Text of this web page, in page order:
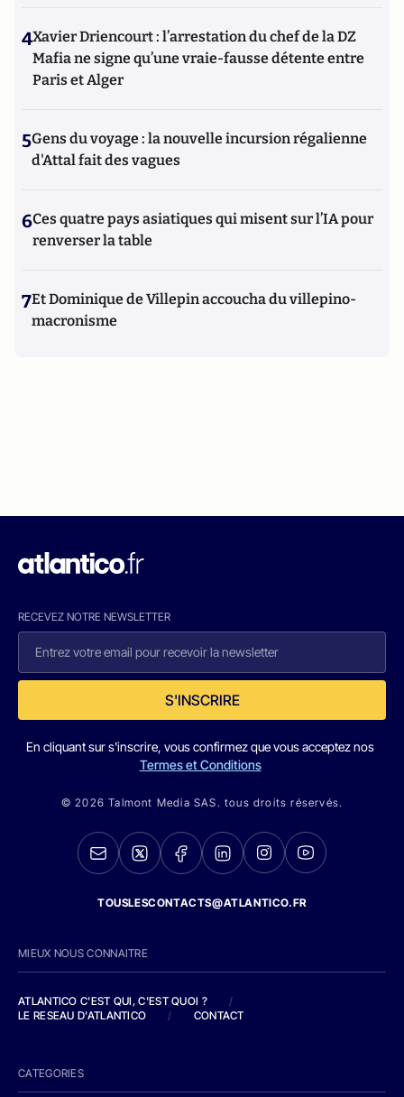
4Xavier Driencourt : l’arrestation du chef de la DZ
Mafia ne signe qu’une vraie-fausse détente entre
Paris et Alger
5Gens du voyage : la nouvelle incursion régalienne
d'Attal fait des vagues
6Ces quatre pays asiatiques qui misent sur l’IA pour
renverser la table
7Et Dominique de Villepin accoucha du villepino-
macronisme
RECEVEZ NOTRE NEWSLETTER
S'INSCRIRE
En cliquant sur s'inscrire, vous confirmez que vous acceptez nos
Termes et Conditions
© 2026 Talmont Media SAS. tous droits réservés.
TOUSLESCONTACTS@ATLANTICO.FR
MIEUX NOUS CONNAITRE
ATLANTICO C'EST QUI, C'EST QUOI ?
/
LE RESEAU D'ATLANTICO
/ CONTACT
CATEGORIES